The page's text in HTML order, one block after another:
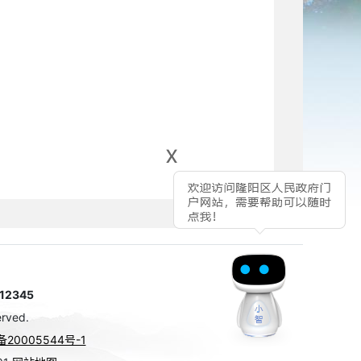
x
20005544号-1